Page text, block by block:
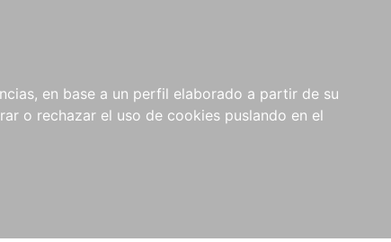
en base a un perfil elaborado a partir de su
o rechazar el uso de cookies puslando en el
NOVEDADES NOTICIAS
COMPRAS
INSTITUCIONALES